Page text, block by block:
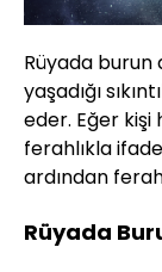
Rüyada burun
yaşadığı
eder. Eğer kişi
ferahlıkla ifade
ardından
Rüyada